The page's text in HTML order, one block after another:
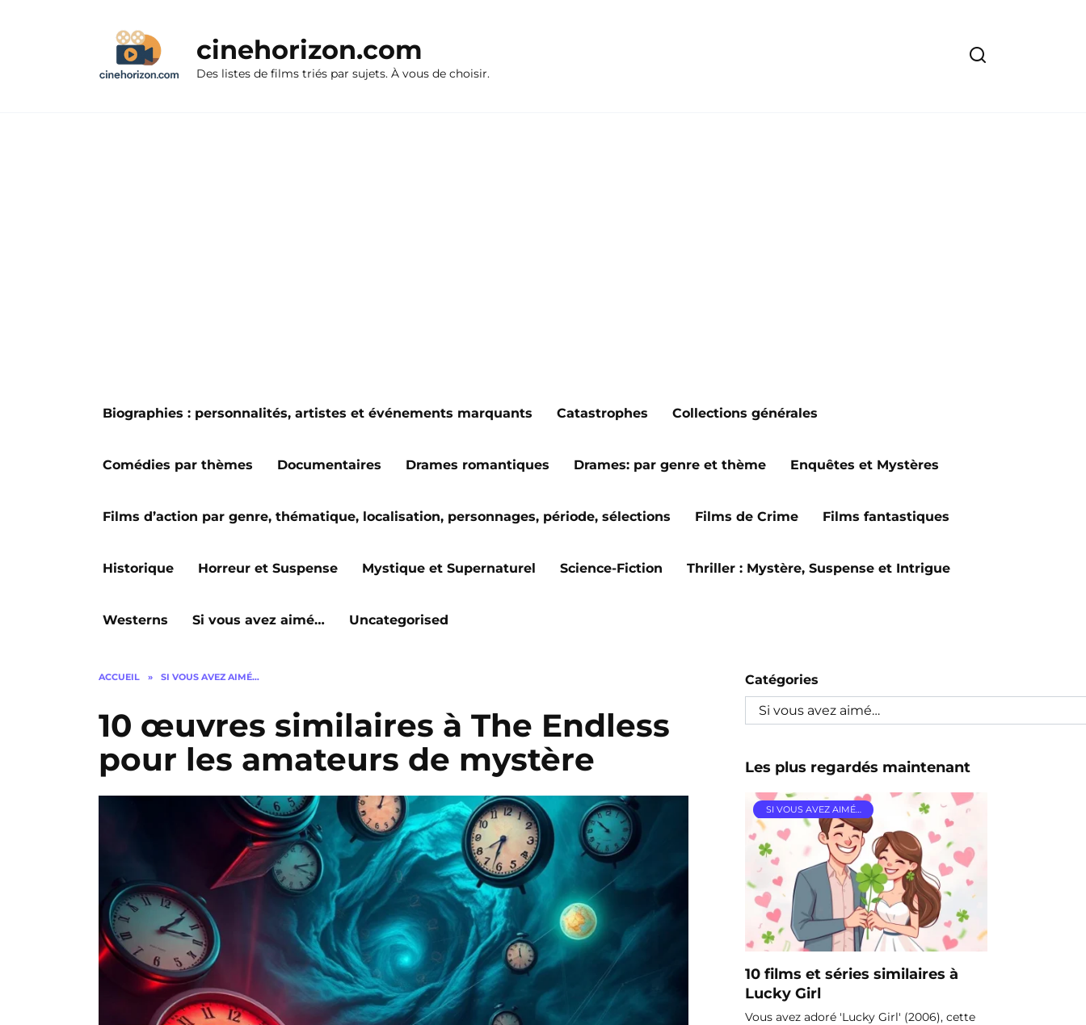
cinehorizon.com
Des listes de films triés par sujets. À vous de choisir.
Biographies : personnalités, artistes et événements marquants Catastrophes Collections générales
Comédies par thèmes Documentaires Drames romantiques Drames: par genre et thème Enquêtes et Mystères
Films d’action par genre, thématique, localisation, personnages, période, sélections Films de Crime Films fantastiques
Historique Horreur et Suspense Mystique et Supernaturel Science-Fiction Thriller : Mystère, Suspense et Intrigue
Westerns Si vous avez aimé… Uncategorised
ACCUEIL » SI VOUS AVEZ AIMÉ…
10 œuvres similaires à The Endless
pour les amateurs de mystère
Catégories
Les plus regardés maintenant
SI VOUS AVEZ AIMÉ…
10 films et séries similaires à
Lucky Girl
Vous avez adoré 'Lucky Girl' (2006), cette